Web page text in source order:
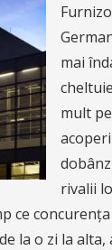
mai
mult
rivalii
ce
la o zi la alta,